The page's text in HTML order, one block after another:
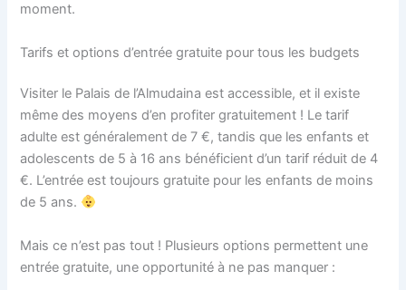
moment.
Tarifs et options d’entrée gratuite pour tous les budgets
Visiter le Palais de l’Almudaina est accessible, et il existe
même des moyens d’en profiter gratuitement ! Le tarif
adulte est généralement de 7 €, tandis que les enfants et
adolescents de 5 à 16 ans bénéficient d’un tarif réduit de 4
€. L’entrée est toujours gratuite pour les enfants de moins
de 5 ans.
Mais ce n’est pas tout ! Plusieurs options permettent une
entrée gratuite, une opportunité à ne pas manquer :